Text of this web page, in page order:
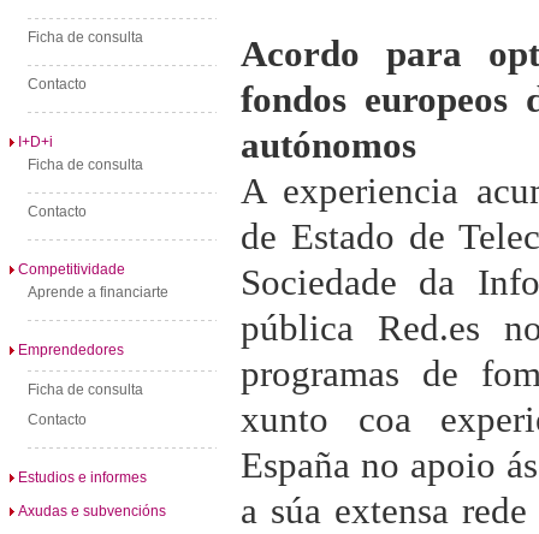
Ficha de consulta
Contacto
I+D+i
Ficha de consulta
Contacto
Competitividade
Aprende a financiarte
Emprendedores
Ficha de consulta
Contacto
Estudios e informes
Axudas e subvencións
Acordo para
fondos europeos
autónomos
A experiencia
de Estado de
Sociedade da
pública Red.es
programas de
xunto coa
España no apoio
a súa extensa